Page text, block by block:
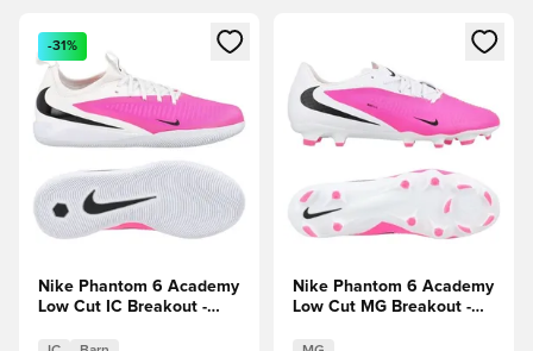
Öppnar en Modal för att logga in eller registrera dig som
-31%
Nike Phantom 6 Academy
Low Cut IC Breakout -
Öppnar en Modal för att
Nike Phantom 6 Academy
Low Cut MG Breakout -